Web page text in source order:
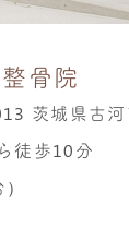
骨院
茨城県古
徒歩10分